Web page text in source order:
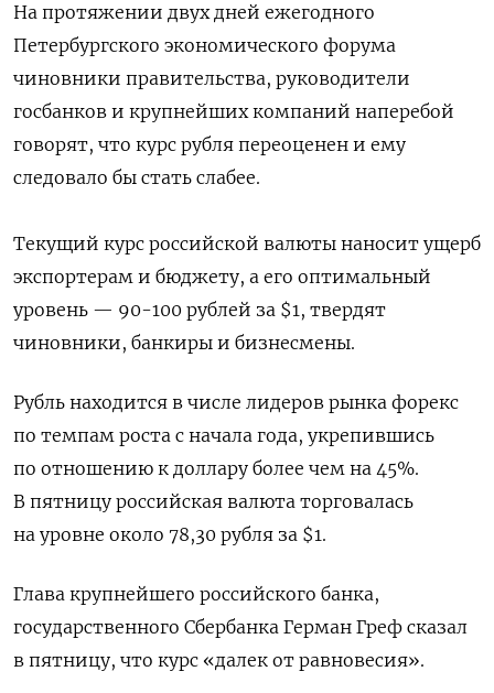
На протяжении двух дней ежегодного
Петербургского экономического форума
чиновники правительства, руководители
госбанков и крупнейших компаний наперебой
говорят, что курс рубля переоценен и ему
следовало бы стать слабее.
Текущий курс российской валюты наносит ущерб
экспортерам и бюджету, а его оптимальный
уровень — 90-100 рублей за $1, твердят
чиновники, банкиры и бизнесмены.
Рубль находится в числе лидеров рынка форекс
по темпам роста с начала года, укрепившись
по отношению к доллару более чем на 45%.
В пятницу российская валюта торговалась
на уровне около 78,30 рубля за $1.
Глава крупнейшего российского банка,
государственного Сбербанка Герман Греф сказал
в пятницу, что курс «далек от равновесия».